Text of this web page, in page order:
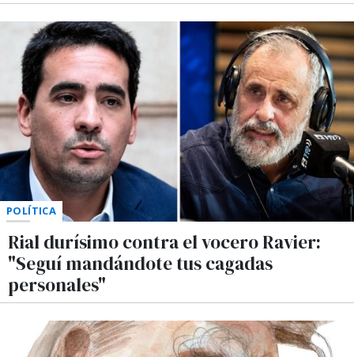
POLÍTICA
Rial durísimo contra el vocero Ravier:
"Seguí mandándote tus cagadas
personales"